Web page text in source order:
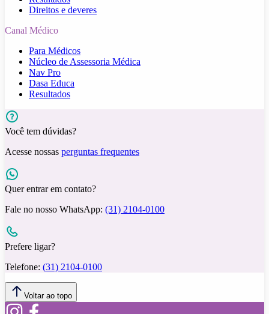
Direitos e deveres
Canal Médico
Para Médicos
Núcleo de Assessoria Médica
Nav Pro
Dasa Educa
Resultados
Você tem dúvidas?
Acesse nossas perguntas frequentes
Quer entrar em contato?
Fale no nosso WhatsApp: (31) 2104-0100
Prefere ligar?
Telefone: (31) 2104-0100
Voltar ao topo